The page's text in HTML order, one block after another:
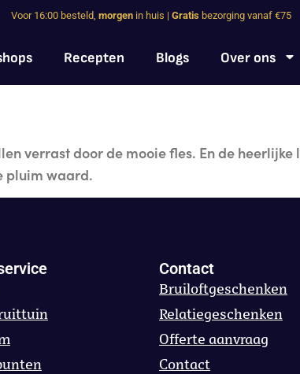
Voor 16:00 besteld, morgen in huis | Gratis bezorging vanaf €75
Recepten Blogs Over ons
verrast door de mooie fles. En de
pluim waard.
Contact
Bruiloftgeschenken
Relatiegeschenken
Offerte aanvraag
Contact